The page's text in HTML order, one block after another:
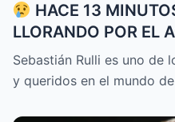
HACE 13
LLORANDO POR EL
RULLI
Sebastián Rulli es uno de
y queridos en el mundo